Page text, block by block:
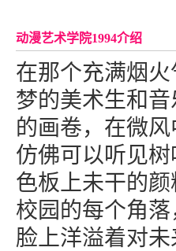
动漫艺术学院1994介绍
在那个充满烟
梦的美术生和
的画卷，在微
仿佛可以听见
色板上未干的
校园的每个角
脸上洋溢着对